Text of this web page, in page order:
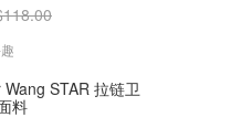
STAR 拉链卫
料